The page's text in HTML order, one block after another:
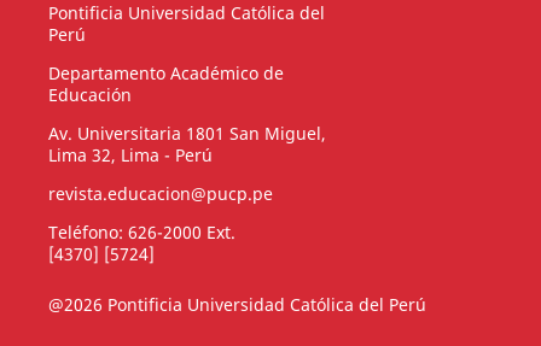
Pontificia Universidad Católica del
Perú
Departamento Académico de
Educación
Av. Universitaria 1801 San Miguel,
Lima 32, Lima - Perú
revista.educacion@pucp.pe
Teléfono: 626-2000 Ext.
[4370] [5724]
@2026 Pontificia Universidad Católica del Perú